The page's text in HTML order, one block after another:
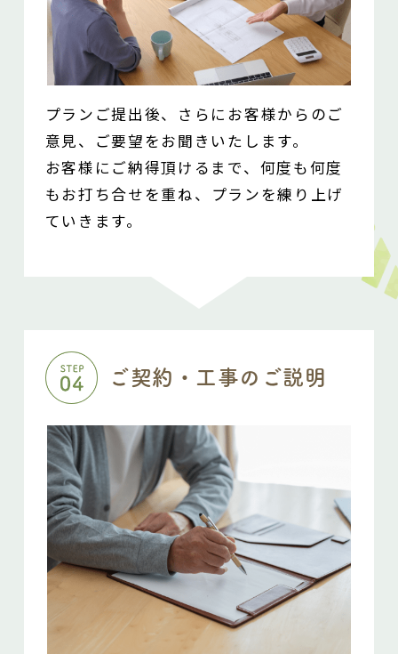
プランご提出後、さらにお客様からのご
意見、ご要望をお聞きいたします。
お客様にご納得頂けるまで、何度も何度
もお打ち合せを重ね、
プランを練り上げ
ていきます。
ご契約・工事のご説明